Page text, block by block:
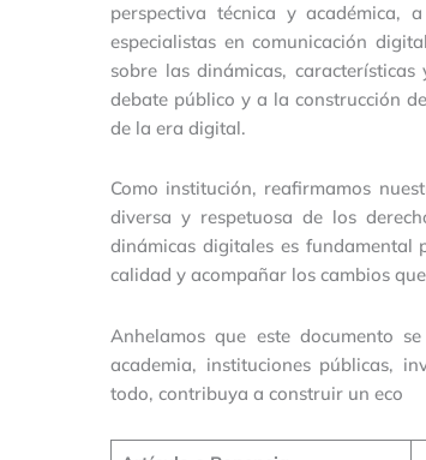
perspectiva técnica y académica,
especialistas en comunicación
sobre las dinámicas,
debate público y a la construcción
de la era digital.
Como institución, reafirmamos
diversa y respetuosa de los
dinámicas digitales es
calidad y acompañar los cambios
Anhelamos que este documento
academia, instituciones públicas,
todo, contribuya a construir un eco